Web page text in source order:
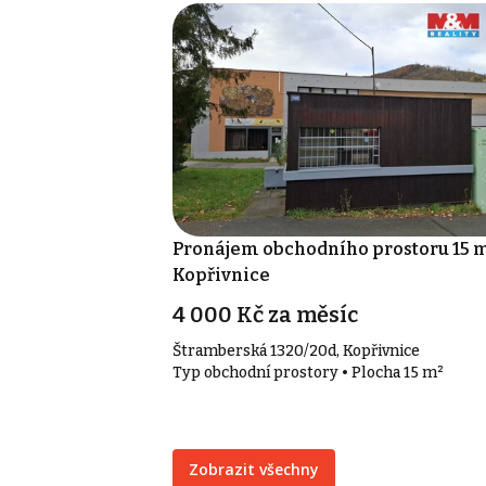
Pronájem obchodního prostoru 15
Kopřivnice
4 000 Kč za měsíc
Štramberská 1320/20d, Kopřivnice
Typ obchodní prostory • Plocha 15 m²
Zobrazit všechny